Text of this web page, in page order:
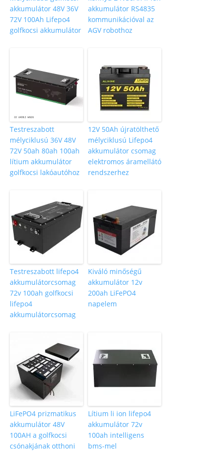
akkumulátor 48V 36V
72V 100Ah Lifepo4
golfkocsi akkumulátor
akkumulátor RS4835
kommunikációval az
AGV robothoz
Testreszabott
mélyciklusú 36V 48V
72V 50ah 80ah 100ah
lítium akkumulátor
golfkocsi lakóautóhoz
12V 50Ah újratölthető
mélyciklusú Lifepo4
akkumulátor csomag
elektromos áramellátó
rendszerhez
Testreszabott lifepo4
akkumulátorcsomag
72v 100ah golfkocsi
lifepo4
akkumulátorcsomag
Kiváló minőségű
akkumulátor 12v
200ah LiFePO4
napelem
LiFePO4 prizmatikus
akkumulátor 48V
100AH a golfkocsi
csónakjának otthoni
Lítium li ion lifepo4
akkumulátor 72v
100ah intelligens
bms-mel